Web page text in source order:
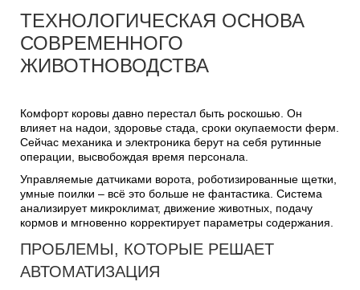
ТЕХНОЛОГИЧЕСКАЯ ОСНОВА
СОВРЕМЕННОГО
ЖИВОТНОВОДСТВА
Комфорт коровы давно перестал быть роскошью. Он
влияет на надои, здоровье стада, сроки окупаемости ферм.
Сейчас механика и электроника берут на себя рутинные
операции, высвобождая время персонала.
Управляемые датчиками ворота, роботизированные щетки,
умные поилки – всё это больше не фантастика. Система
анализирует микроклимат, движение животных, подачу
кормов и мгновенно корректирует параметры содержания.
ПРОБЛЕМЫ, КОТОРЫЕ РЕШАЕТ
АВТОМАТИЗАЦИЯ